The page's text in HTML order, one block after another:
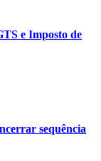
e Imposto de
sequência